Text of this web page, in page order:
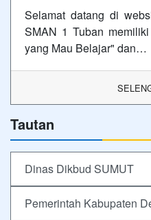
Selamat datang di
SMAN 1 Tuban
yang Mau Belajar" dan…
Tautan
Dinas Dikbud SUMUT
Pemerintah Kabupaten